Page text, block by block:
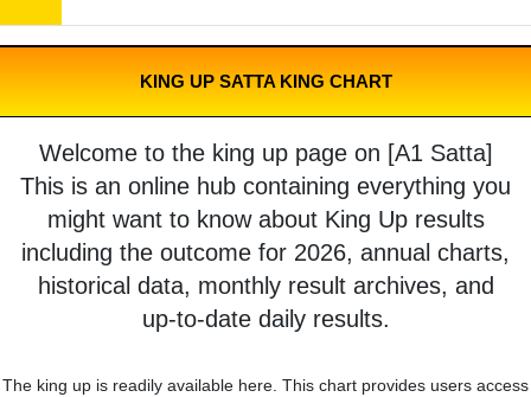
KING UP SATTA KING CHART
Welcome to the king up page on [A1 Satta]
This is an online hub containing everything you
might want to know about King Up results
including the outcome for 2026, annual charts,
historical data, monthly result archives, and
up-to-date daily results.
The king up is readily available here. This chart provides users access